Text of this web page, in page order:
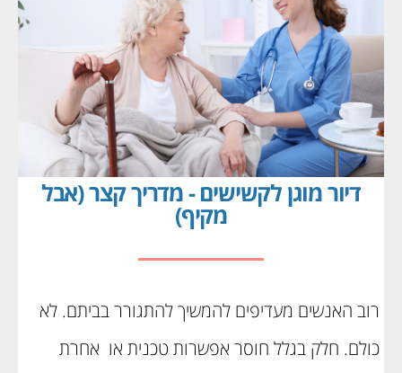
דיור מוגן לקשישים - מדריך קצר (אבל
מקיף)
רוב האנשים מעדיפים להמשיך להתגורר בביתם. לא
כולם. חלק בגלל חוסר אפשרות טכנית או אחרת